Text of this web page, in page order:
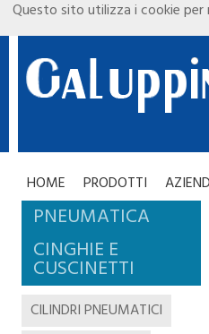
HOME PRODOTTI
PNEUMATICA
CINGHIE E
CUSCINETTI
CILINDRI PNEUMATICI
Questo sito utilizza i cookie per